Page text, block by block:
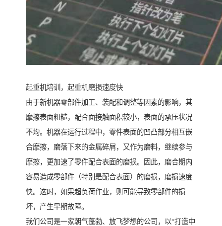
起重机培训，起重机磨损速度快
由于新机器零部件加工、装配和调整等因素的影响，其
摩擦表面粗糙，配合面接触面积较小，表面的承压状况
不均。机器在运行过程中，零件表面的凹凸部分相互嵌
合摩擦，磨落下来的金属碎屑，又作为磨料，继续参与
摩擦，更加速了零件配合表面的磨损。因此，磨合期内
容易造成零部件（特别是配合表面）的磨损，磨损速度
快。这时，如果超负荷作业，则可能导致零部件的损
坏，产生早期故障。
我们公司是一家朝气蓬勃、放飞梦想的公司，以“打造中